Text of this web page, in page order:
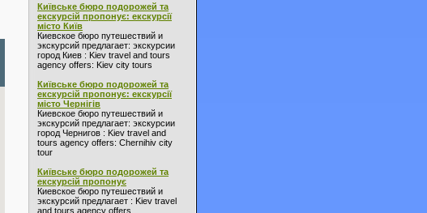
Київське бюро подорожей та
екскурсій пропонує: екскурсії
місто Київ
Киевское бюро путешествий и
экскурсий предлагает: экскурсии
город Киев : Kiev travel and tours
agency offers: Kiev city tours
Київське бюро подорожей та
екскурсій пропонує: екскурсії
місто Чернігів
Киевское бюро путешествий и
экскурсий предлагает: экскурсии
город Чернигов : Kiev travel and
tours agency offers: Chernihiv city
tour
Київське бюро подорожей та
екскурсій пропонує
Киевское бюро путешествий и
экскурсий предлагает : Kiev travel
and tours agency offers